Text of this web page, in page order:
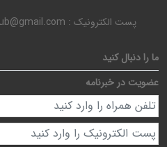
پست الکترونیک :
ما را دنبال کنید
عضویت در خبرنامه